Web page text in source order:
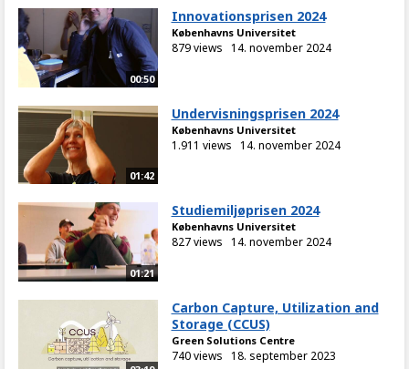
00:50
Innovationsprisen 2024
Københavns Universitet
879 views 14. november 2024
01:42
Undervisningsprisen 2024
Københavns Universitet
1.911 views 14. november 2024
01:21
Studiemiljøprisen 2024
Københavns Universitet
827 views 14. november 2024
Carbon Capture, Utilization and
Storage (CCUS)
Green Solutions Centre
740 views 18. september 2023